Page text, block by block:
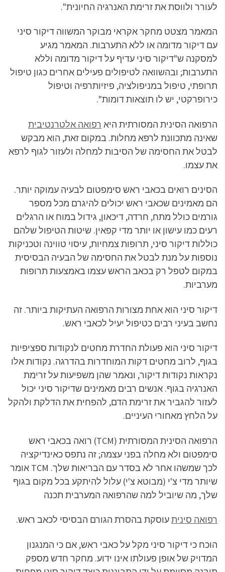
לעורר ולווסת את זרימת האנרגיה החיונית".
המאמר מצטט מחקר אקראי מבוקר המשווה דיקור סיני
עם דיקור מדומה או ללא התערבות. המאמר מגיע
למסקנה ש"דיקור סיני עדיף על דיקור מדומה וללא
התערבות; ובהשוואה לטיפולים פעילים אחרים כגון טיפול
תרופתי, טיפול במניפולציה, פיזיותרפיה וטיפול
כירופרקטי, יש לו תוצאות דומות".
הרפואה הסינית המסורתית היא רפואה אלטרנטיבית
שאינה מתכוונת לרפא מחלות. במקום זאת, הוא מבקש
לבטל את החסימה של הסיבות למחלה ולעזור לגוף לרפא
את עצמו.
הסינים רואים בכאבי ראש סימפטום לבעיה עמוקה יותר.
הם מאמינים שכאבי ראש יכולים להיגרם מכל מספר
גורמים כולל מתח, חרדה, דיכאון, גידול במוח או הרגלים
רעים כמו עישון או יותר מדי קפאין. שיטות הטיפול שלהם
כוללות דיקור סיני, תרופות צמחיות, עיסוי טווינה וטכניקות
נוספות על מנת לבטל את החסימה של הבעיה הבסיסית
במקום לטפל רק בכאב הראש עצמו באמצעות תרופות
מערביות.
דיקור סיני הוא אחת מצורות הרפואה העתיקות ביותר. זה
נחשב בעיני רבים כטיפול יעיל לכאבי ראש.
דיקור סיני הוא פעולת החדרת מחטים לנקודות ספציפיות
בגוף, לרוב מחטים דקות המוחדרות בהדרגה. נקודות אלו
נקראות נקודות דיקור, ונאמר שהן משפיעות על זרימת
האנרגיה בגוף. אנשים רבים מאמינים שדיקור סיני יכול
לעזור להגביר את זרימת הדם, להפחית את הדלקת ולהקל
על הלחץ מאחורי העיניים.
הרפואה הסינית המסורתית (TCM) רואה בכאבי ראש
סימפטום ולא מחלה בפני עצמה; זה נתפס כאינדיקציה
לכך שמשהו אחר לא בסדר עם הבריאות שלך. TCM אומר
שיותר מדי צ'י (מבוטא צ'י) עלול להיתקע בכל מקום בגוף
שלך, מה שיוביל למה שהרפואה המערבית תכנה
רפואה סיניתעוסקת בהסרת הגורם הבסיסי לכאב ראש.
הוכח כי דיקור סיני מקל על כאבי ראש, אם כי המנגנון
המדויק של אופן פעולתו אינו ידוע. מחקר חדש מספק